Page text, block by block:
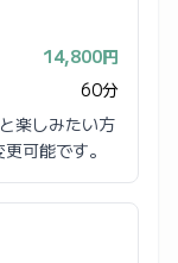
14,800円
60分
楽しみたい方
可能です。